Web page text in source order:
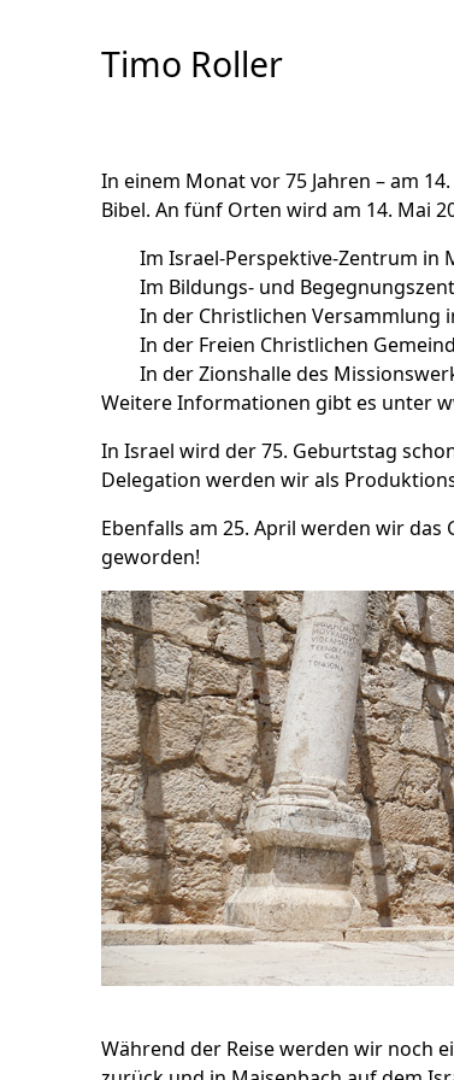
Timo Roller
In einem Monat vor 75 Jahren – am
Bibel. An fünf Orten wird am 14. Mai
Im Israel-Perspektive-Zentrum in
Im Bildungs- und
In der Christlichen Versammlung
In der Freien Christlichen
In derZionshalle des
Weitere Informationen gibt es unter
In Israel wird der 75. Geburtstag
Delegation werden wir als
Ebenfalls am 25. April werden wir das
geworden!
Während der Reise werden wir noch